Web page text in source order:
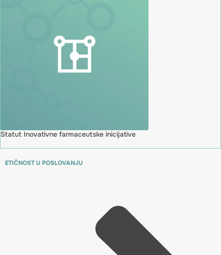
Statut Inovativne farmaceutske inicijative
ETIČNOST U POSLOVANJU